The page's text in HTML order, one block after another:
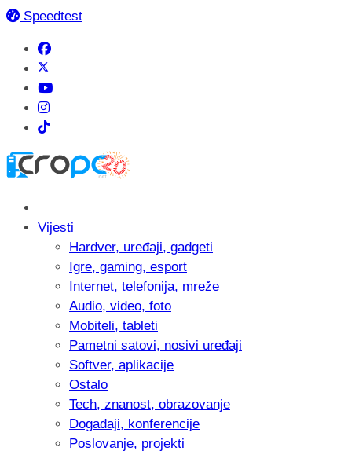
Speedtest
Vijesti
Hardver, uređaji, gadgeti
Igre, gaming, esport
Internet, telefonija, mreže
Audio, video, foto
Mobiteli, tableti
Pametni satovi, nosivi uređaji
Softver, aplikacije
Ostalo
Tech, znanost, obrazovanje
Događaji, konferencije
Poslovanje, projekti